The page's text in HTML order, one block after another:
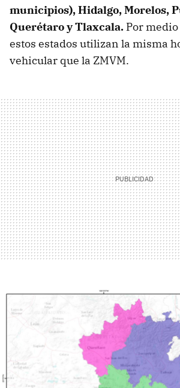
municipios), Hidalgo, Morelos,
Querétaro y Tlaxcala. Por
estos estados utilizan la misma
vehicular que la ZMVM.